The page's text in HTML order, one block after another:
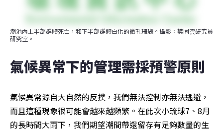
潮池內上半部群體死亡，和下半部群體白化的微孔珊瑚。攝影：樊同雲研究員
研究室。
氣候異常下的管理需採預警原則
氣候異常源自大自然的反撲，我們無法控制亦無法逃避，
而且這種現象很可能會越來越頻繁。在此次小琉球7、8月
的長時間大雨下，我們期望潮間帶還留存有足夠數量的生